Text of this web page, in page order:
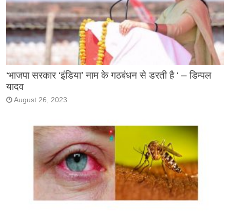
‘भाजपा सरकार ‘इंडिया’ नाम के गठबंधन से डरती है ‘ – डिम्पल
यादव
August 26, 2023